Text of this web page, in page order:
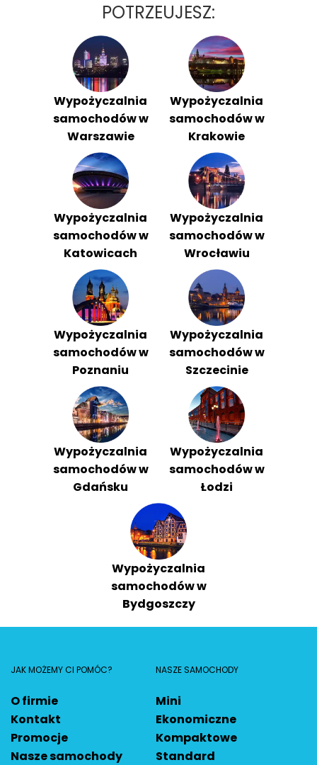
POTRZEUJESZ:
Wypożyczalnia
samochodów w
Warszawie
Wypożyczalnia
samochodów w
Krakowie
Wypożyczalnia
samochodów w
Katowicach
Wypożyczalnia
samochodów w
Wrocławiu
Wypożyczalnia
samochodów w
Poznaniu
Wypożyczalnia
samochodów w
Szczecinie
Wypożyczalnia
samochodów w
Gdańsku
Wypożyczalnia
samochodów w
Łodzi
Wypożyczalnia
samochodów w
Bydgoszczy
JAK MOŻEMY CI POMÓC?
O firmie
Kontakt
Promocje
Nasze samochody
NASZE SAMOCHODY
Mini
Ekonomiczne
Kompaktowe
Standard